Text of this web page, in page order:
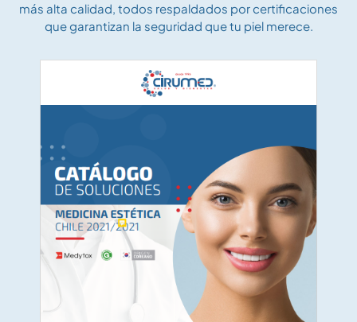
más alta calidad, todos respaldados por certificaciones
que garantizan la seguridad que tu piel merece.